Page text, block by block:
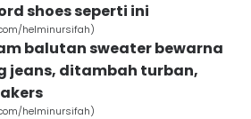
shoes seperti ini
helminursifah)
balutan sweater bewarna
jeans, ditambah turban,
helminursifah)